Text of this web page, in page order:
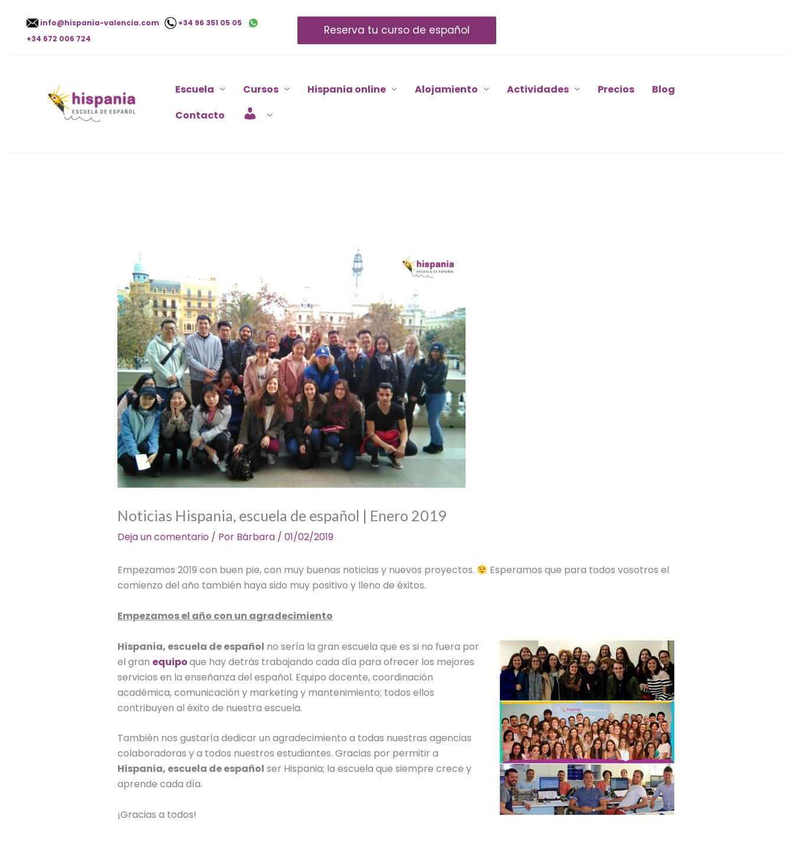
contenido
info@hispania-valencia.com
+34 96 351 05 05
+34 672 006 724
Reserva tu curso de español
Escuela Cursos Hispania online Alojamiento Actividades Precios
Blog
Contacto
Noticias Hispania, escuela de español | Enero 2019
Deja un comentario / Por Bárbara / 01/02/2019
Empezamos 2019 con buen pie, con muy buenas noticias y nuevos proyectos.
Esperamos que para todos vosotros el
comienzo del año también haya sido muy positivo y lleno de éxitos.
Empezamos el año con un agradecimiento
Hispania, escuela de español no sería la gran escuela que es si no fuera por
el gran equipoque hay detrás trabajando cada día para ofrecer los mejores
servicios en la enseñanza del español. Equipo docente, coordinación
académica, comunicación y marketing y mantenimiento; todos ellos
contribuyen al éxito de nuestra escuela.
También nos gustaría dedicar un agradecimiento a todas nuestras agencias
colaboradoras y a todos nuestros estudiantes. Gracias por permitir a
Hispania, escuela de español ser Hispania; la escuela que siempre crece y
aprende cada día.
¡Gracias a todos!